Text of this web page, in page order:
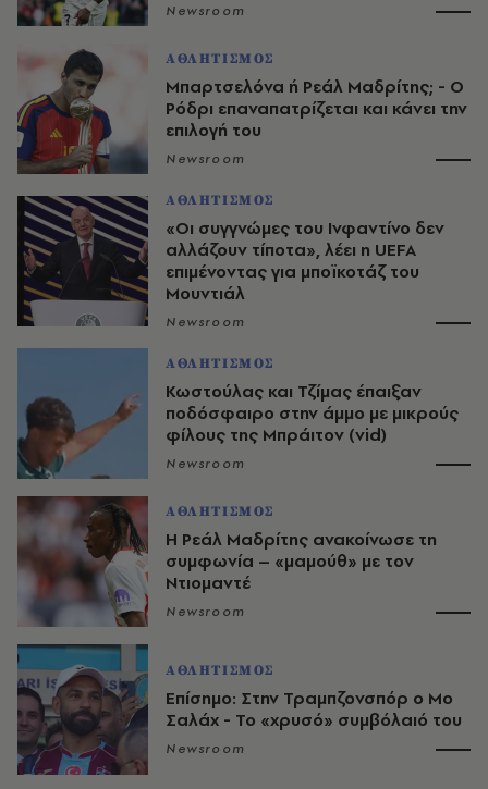
Newsroom
ΑΘΛΗΤΙΣΜΟΣ
Μπαρτσελόνα ή Ρεάλ Μαδρίτης; - Ο
Ρόδρι επαναπατρίζεται και κάνει την
επιλογή του
Newsroom
ΑΘΛΗΤΙΣΜΟΣ
«Οι συγγνώμες του Ινφαντίνο δεν
αλλάζουν τίποτα», λέει η UEFA
επιμένοντας για μποϊκοτάζ του
Μουντιάλ
Newsroom
ΑΘΛΗΤΙΣΜΟΣ
Κωστούλας και Τζίμας έπαιξαν
ποδόσφαιρο στην άμμο με μικρούς
φίλους της Μπράιτον (vid)
Newsroom
ΑΘΛΗΤΙΣΜΟΣ
Η Ρεάλ Μαδρίτης ανακοίνωσε τη
συμφωνία – «μαμούθ» με τον
Ντιομαντέ
Newsroom
ΑΘΛΗΤΙΣΜΟΣ
Επίσημο: Στην Τραμπζονσπόρ ο Μο
Σαλάχ - Το «χρυσό» συμβόλαιό του
Newsroom